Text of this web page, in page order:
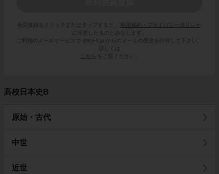
会員登録をクリックまたはタップすると、
利用規約・プライバシーポリシー
に同意したものとみなします。
ご利用のメールサービスで @try-it.jp からのメールの受信を許可して下さい。
詳しくは
こちら
をご覧ください。
高校日本史B
原始・古代
中世
近世